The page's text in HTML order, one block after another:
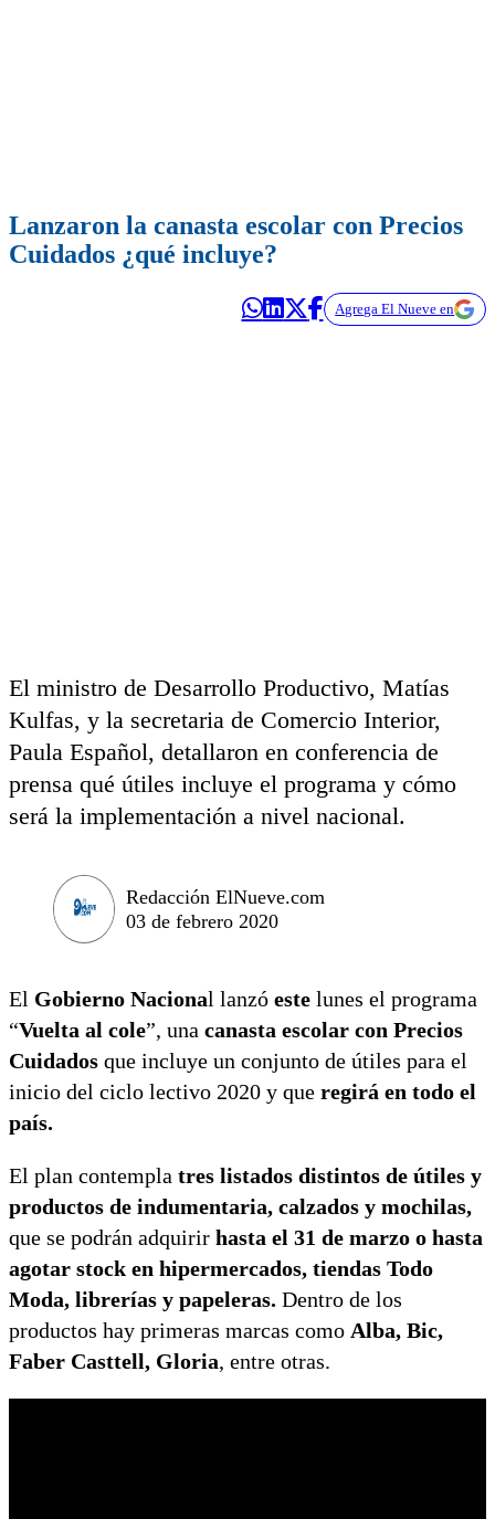
Lanzaron la canasta escolar con Precios
Cuidados ¿qué incluye?
Agrega El Nueve en
El ministro de Desarrollo Productivo, Matías
Kulfas, y la secretaria de Comercio Interior,
Paula Español, detallaron en conferencia de
prensa qué útiles incluye el programa y cómo
será la implementación a nivel nacional.
Redacción ElNueve.com
03 de febrero 2020
El Gobierno Nacional lanzó este lunes el programa
“Vuelta al cole”, una canasta escolar con Precios
Cuidados que incluye un conjunto de útiles para el
inicio del ciclo lectivo 2020 y que regirá en todo el
país.
El plan contempla tres listados distintos de útiles y
productos de indumentaria, calzados y mochilas,
que se podrán adquirir hasta el 31 de marzo o hasta
agotar stock en hipermercados, tiendas Todo
Moda, librerías y papeleras. Dentro de los
productos hay primeras marcas como Alba, Bic,
Faber Casttell, Gloria, entre otras.